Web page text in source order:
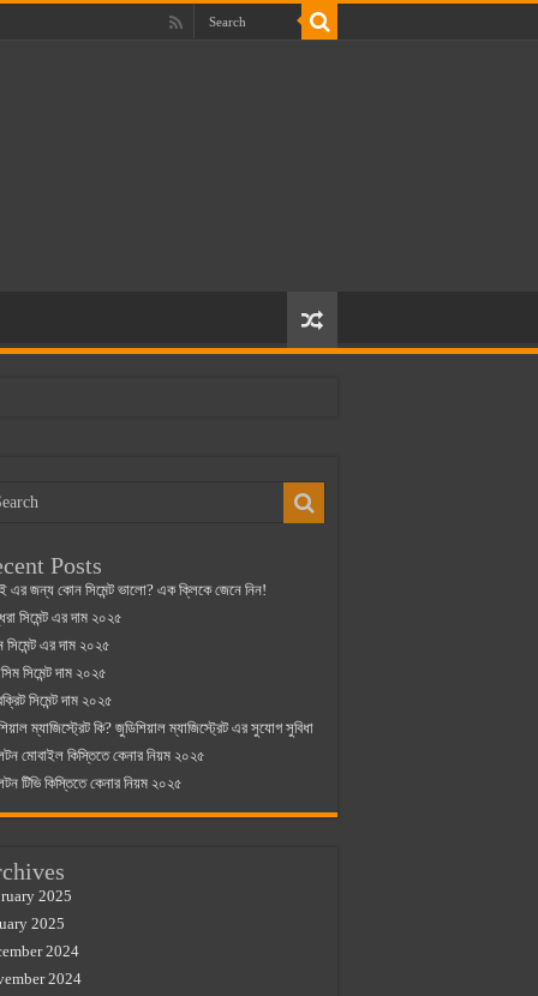
Posts
এর জন্য কোন সিমেন্ট ভালো? এক ক্লিকে জেনে নিন!
সিমেন্ট এর দাম ২০২৫
সিমেন্ট এর দাম ২০২৫
সিমেন্ট দাম ২০২৫
সিমেন্ট দাম ২০২৫
ম্যাজিস্ট্রেট কি? জুডিশিয়াল ম্যাজিস্ট্রেট এর সুযোগ সুবিধা
মোবাইল কিস্তিতে কেনার নিয়ম ২০২৫
টিভি কিস্তিতে কেনার নিয়ম ২০২৫
2025
2025
2024
2024